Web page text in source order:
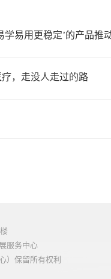
，走没人走过的路
服务中心
）保留所有权利